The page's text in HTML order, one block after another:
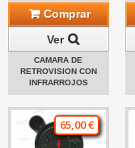
Comprar
Ver
CAMARA DE
RETROVISION CON
INFRARROJOS
65,00 €